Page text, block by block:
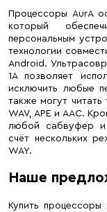
Процессоры AurA
который
персональным
технологии
Android.
1A позволяет
исключить любые
также могут читать
WAV, APE и AAC.
любой сабвуфер и
счёт нескольких
WAY.
Наше
Купить